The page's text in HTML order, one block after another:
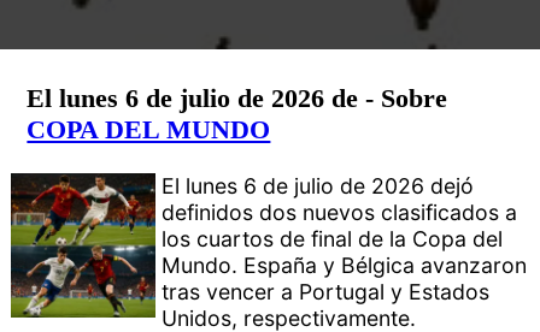
El lunes 6 de julio de 2026 de - Sobre
COPA DEL MUNDO
El lunes 6 de julio de 2026 dejó
definidos dos nuevos clasificados a
los cuartos de final de la Copa del
Mundo. España y Bélgica avanzaron
tras vencer a Portugal y Estados
Unidos, respectivamente.